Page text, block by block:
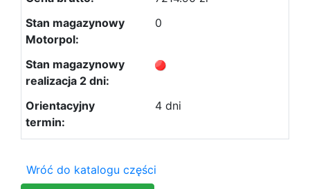
0
4 dni
Wróć do katalogu części